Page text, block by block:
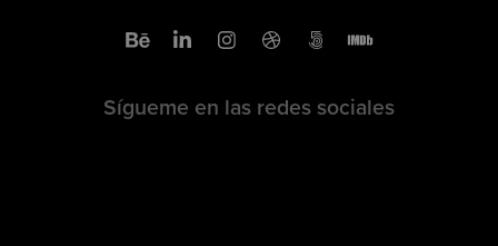
Sígueme en las redes sociales